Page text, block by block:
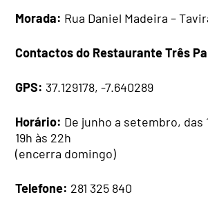
Morada: Rua Daniel Madeira –
Contactos do Restaurante Três
GPS: 37.129178, -7.640289
Horário: De junho a setembro, das
19h às 22h
(encerra domingo)
Telefone: 281 325 840